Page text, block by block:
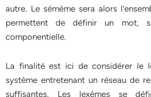
autre. Le sémème sera alors
permettent de définir un mot,
componentielle.
La finalité est ici de considérer le
système entretenant un réseau de
suffisantes. Les lexèmes se